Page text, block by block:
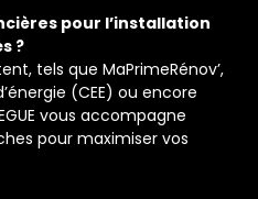
pour l’installation
?
tels que MaPrimeRénov’,
(CEE) ou encore
vous accompagne
pour maximiser vos